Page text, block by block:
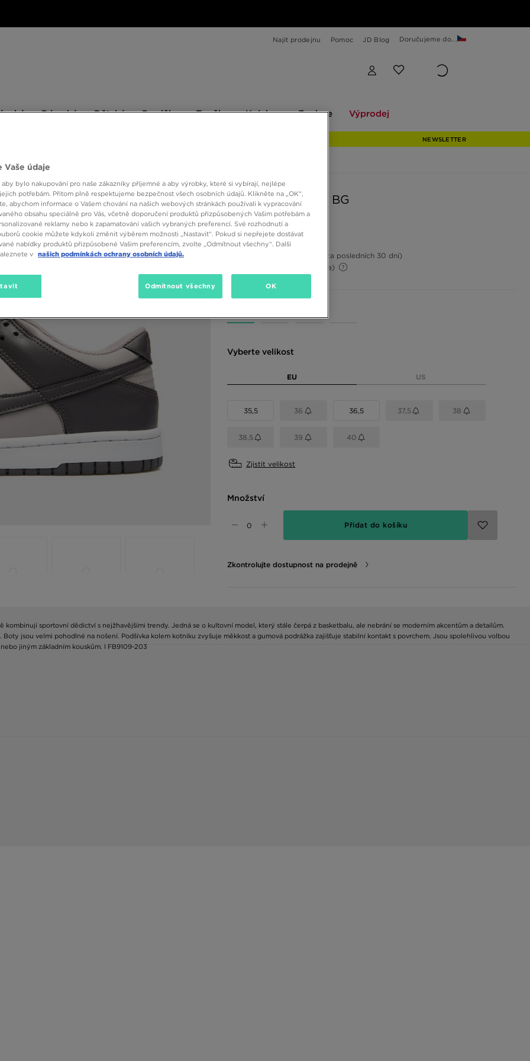
Najít prodejnu Pomoc JD Blog Doručujeme do...
Dámské Dětské Doplňky Značky Kolekce Explore Výprodej
NEWSLETTER
NIKE DUNK LOW BG
1190 Kč
(Nejnižší cena za posledních 30 dní)
(Původní cena)
Vyberte velikost
EU US
35,5 36 36,5 37,5 38
38,5 39 40
Zjistit velikost
Množství
Přidat do košíku
Zkontrolujte dostupnost na prodejně
sportovní dědictví s nejžhavějšími trendy. Jedná se o kultovní model, který stále čerpá z basketbalu, ale nebrání se moderním akcentům a detailům.
jsou velmi pohodlné na nošení. Podšívka kolem kotníku zvyšuje měkkost a gumová podrážka zajišťuje stabilní kontakt s povrchem. Jsou spolehlivou volbou
jiným základním kouskům. I FB9109-203
Vaše údaje
aby bylo nakupování pro naše zákazníky příjemné a aby výrobky, které si vybírají, nejlépe
potřebám. Přitom plně respektujeme bezpečnost všech osobních údajů. Klikněte na „OK“,
abychom informace o Vašem chování na našich webových stránkách používali k vypracování
obsahu speciálně pro Vás, včetně doporučení produktů přizpůsobených Vašim potřebám a
reklamy nebo k zapamatování vašich vybraných preferencí. Své rozhodnutí a
cookie můžete kdykoli změnit výběrem možnosti „Nastavit“. Pokud si nepřejete dostávat
nabídky produktů přizpůsobené Vašim preferencím, zvolte „Odmítnout všechny“. Další
v našich podmínkách ochrany osobních údajů.
Odmítnout všechny OK